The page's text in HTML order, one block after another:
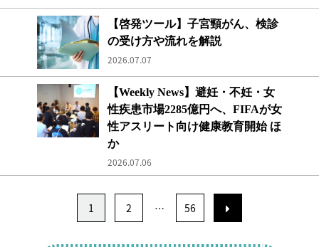
大腸がん
【啓発ツール】子宮頸がん、検診
の受け方や流れを解説
2026.07.07
【Weekly News】避妊・不妊・女性疾患市場
【Weekly News】避妊・不妊・女
性疾患市場2285億円へ、FIFAが女
性アスリート向け健康教育開始 ほ
か
2026.07.06
1 2 … 56